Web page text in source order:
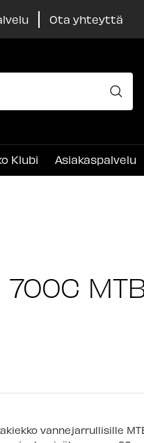
Ota yhteyttä
Klubi Asiakaspalvelu
700C
vannejarrullisille